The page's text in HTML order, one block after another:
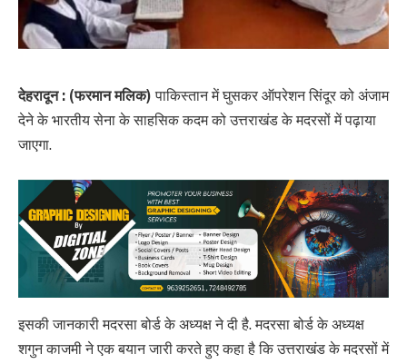
देहरादून : (फरमान मलिक) पाकिस्तान में घुसकर ऑपरेशन सिंदूर को अंजाम
देने के भारतीय सेना के साहसिक कदम को उत्तराखंड के मदरसों में पढ़ाया
जाएगा.
इसकी जानकारी मदरसा बोर्ड के अध्यक्ष ने दी है. मदरसा बोर्ड के अध्यक्ष
शगुन काजमी ने एक बयान जारी करते हुए कहा है कि उत्तराखंड के मदरसों में